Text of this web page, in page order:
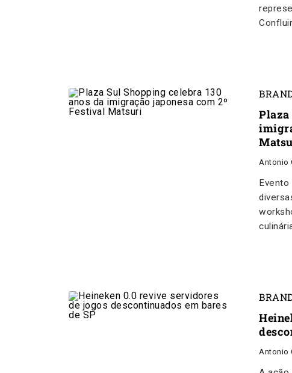
Plaza
Antonio
Antonio